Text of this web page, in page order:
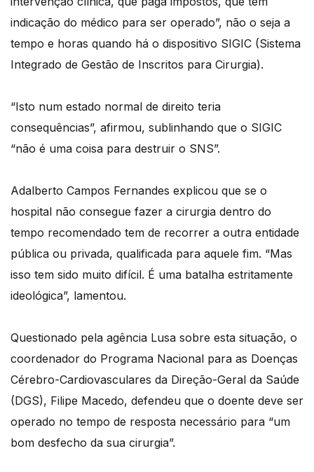
indicação do médico para ser operado”, não o seja a
tempo e horas quando há o dispositivo SIGIC (Sistema
Integrado de Gestão de Inscritos para Cirurgia).
“Isto num estado normal de direito teria
consequências”, afirmou, sublinhando que o SIGIC
“não é uma coisa para destruir o SNS”.
Adalberto Campos Fernandes explicou que se o
hospital não consegue fazer a cirurgia dentro do
tempo recomendado tem de recorrer a outra entidade
pública ou privada, qualificada para aquele fim. “Mas
isso tem sido muito difícil. É uma batalha estritamente
ideológica”, lamentou.
Questionado pela agência Lusa sobre esta situação, o
coordenador do Programa Nacional para as Doenças
Cérebro-Cardiovasculares da Direção-Geral da Saúde
(DGS), Filipe Macedo, defendeu que o doente deve ser
operado no tempo de resposta necessário para “um
bom desfecho da sua cirurgia”.